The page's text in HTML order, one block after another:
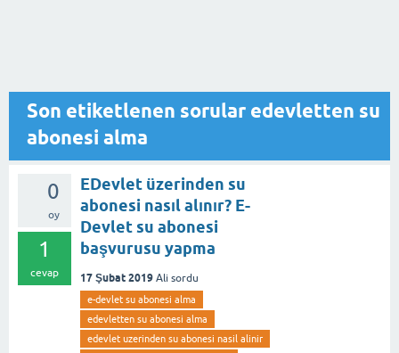
Son etiketlenen sorular edevletten su
abonesi alma
0
oy
1
cevap
EDevlet üzerinden su
abonesi nasıl alınır? E-
Devlet su abonesi
başvurusu yapma
17 Şubat 2019 Ali sordu
e-devlet su abonesi alma
edevletten su abonesi alma
edevlet uzerinden su abonesi nasil alinir